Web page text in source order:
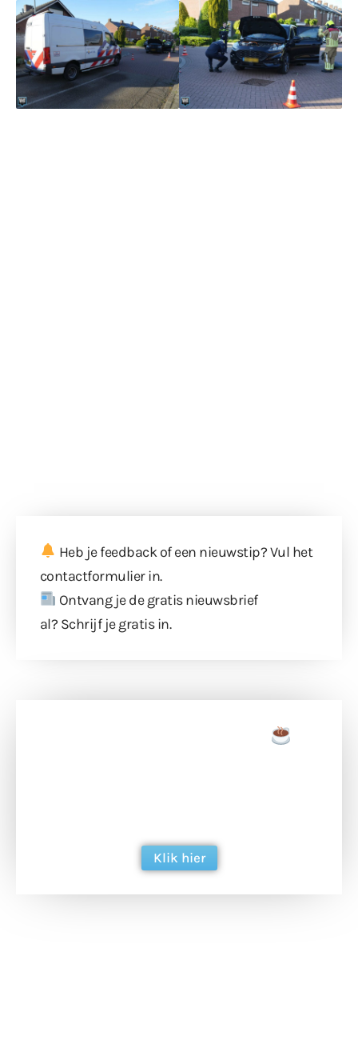
Heb je feedback of een nieuwstip? Vul het
contactformulierin.
Ontvang je de gratis nieuwsbrief
al? Schrijf je gratis in.
Klik hier